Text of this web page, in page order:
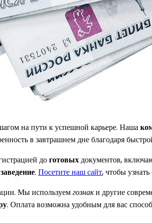
на пути к успешной карьере. Наша
в завтрашнем дне благодаря
доготовыхдокументов,
. Посетите наш сайт, чтобы
Мы используемгознаки другие
. Оплата возможна удобным для вас